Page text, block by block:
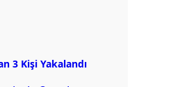
3 Kişi Yakalandı